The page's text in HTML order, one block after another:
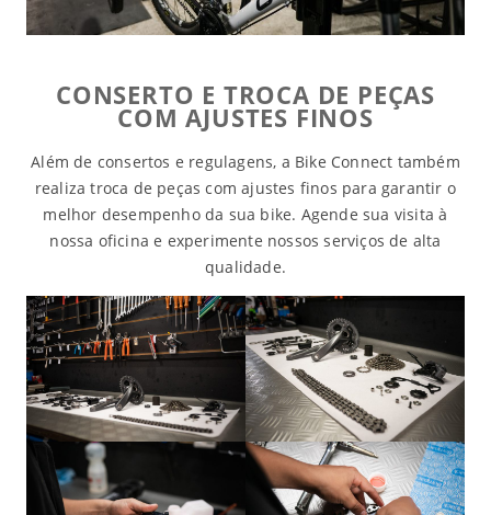
CONSERTO E TROCA DE PEÇAS
COM AJUSTES FINOS
Além de consertos e regulagens, a Bike Connect também
realiza troca de peças com ajustes finos para garantir o
melhor desempenho da sua bike. Agende sua visita à
nossa oficina e experimente nossos serviços de alta
qualidade.